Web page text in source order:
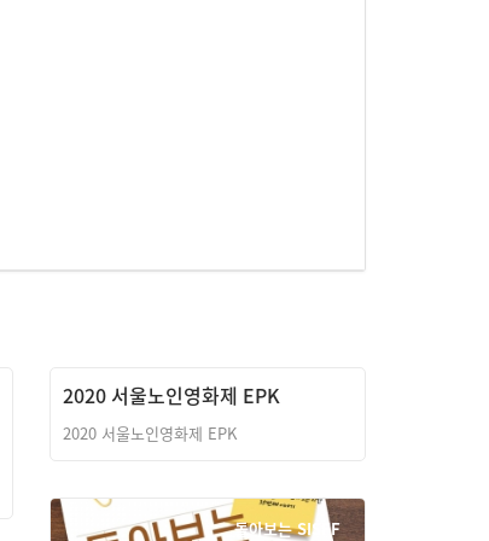
2020 서울노인영화제 EPK
2020 서울노인영화제 EPK
돌아보는 SISFF